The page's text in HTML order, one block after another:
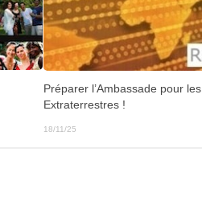
Préparer l’Ambassade pour les
Extraterrestres !
18/11/25